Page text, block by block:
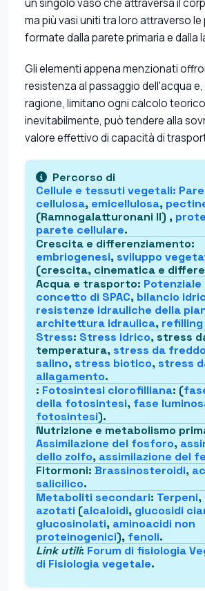
un singolo vaso che attraversa il
ma più vasi uniti tra loro attraverso
formate dalla parete primaria e dalla
Gli elementi appena menzionati
resistenza al passaggio dell'acqua
ragione, limitano ogni calcolo
inevitabilmente, può tendere alla
valore effettivo di capacità di
Percorso di
Cellule e tessuti vegetali:
cellulosa, emicellulosa,
(Ramnogalatturonani II) ,
parete cellulare.
Crescita e differenziamento:
embriogenesi, sviluppo
(crescita, cinematica e
Acqua e trasporto: Potenziale
concetto di SPAC, bilancio
resistenze idrauliche della
architettura idraulica, refilling
Stress: Stress idrico, stress
temperatura, stress da freddo
salino, stress biotico, stress
allagamento.
: Fotosintesi clorofilliana: (
della fotosintesi, fase
fotosintesi).
Nutrizione e metabolismo
Assimilazione del fosforo,
dello zolfo, assimilazione del
Fitormoni: Brassinosteroidi,
salicilico.
Metaboliti secondari: Terpeni,
azotati (alcaloidi, glucosidi
glucosinolati, aminoacidi non
proteinogenici), fenoli.
Link utili: Forum di fisiologia
di Fisiologia vegetale.